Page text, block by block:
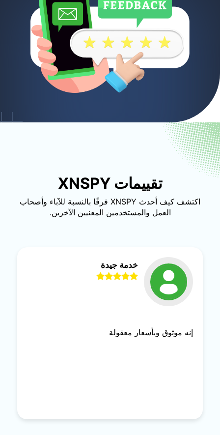
تقييمات XNSPY
اكتشف كيف أحدث XNSPY فرقًا بالنسبة للآباء وأصحاب
العمل والمستخدمين المعنيين الآخرين.
خدمة جيدة
إنه موثوق وبأسعار معقولة